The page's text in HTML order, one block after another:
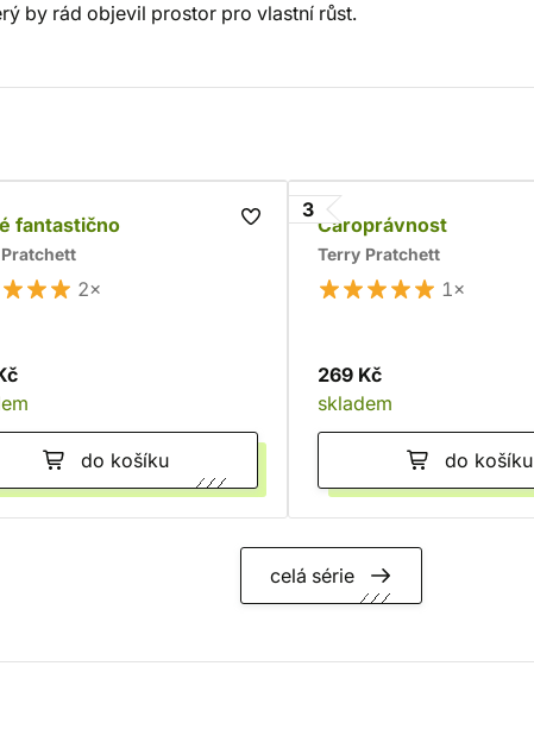
by rád objevil prostor pro vlastní růst.
fantastično
2×
do košíku
3
Čaroprávnost
Terry Pratchett
1×
269 Kč
skladem
do košíku
celá série